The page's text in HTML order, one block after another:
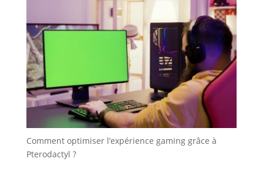
Comment optimiser l’expérience gaming grâce à
Pterodactyl ?